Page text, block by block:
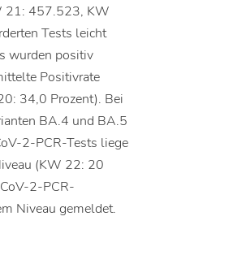
21: 457.523, KW
Tests leicht
wurden positiv
Positivrate
34,0 Prozent). Bei
BA.4 und BA.5
2-PCR-Tests liege
(KW 22: 20
2-PCR-
Niveau gemeldet.